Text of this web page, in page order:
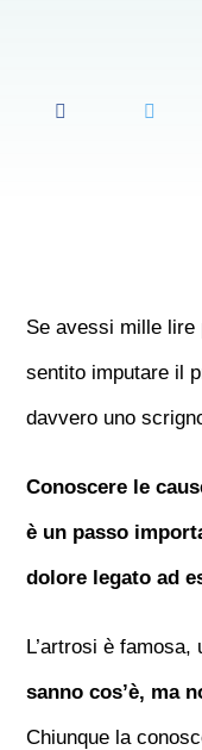
Se avessi mille lire
sentito imputare il
davvero uno
Conoscere le
è un passo
dolore legato ad
L’artrosi è
sanno cos’è, ma
Chiunque la